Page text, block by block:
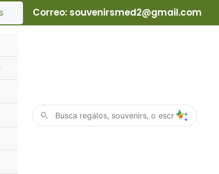
Correo: souvenirsmed2@gmail.com
Alternar